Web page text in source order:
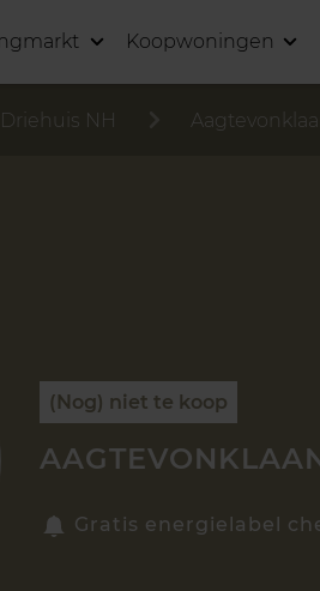
Koopwoningen
Driehuis NH
(Nog) niet te koop
Gratis energielabel